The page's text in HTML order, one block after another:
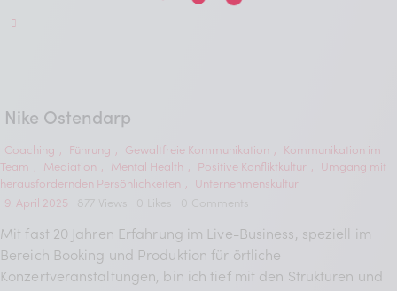
Nike Ostendarp
Coaching , Führung , Gewaltfreie Kommunikation , Kommunikation im
Team , Mediation , Mental Health , Positive Konfliktkultur , Umgang mit
herausfordernden Persönlichkeiten , Unternehmenskultur
9. April 2025
877 Views 0 Likes 0 Comments
Mit fast 20 Jahren Erfahrung im Live-Business, speziell im
Bereich Booking und Produktion für örtliche
Konzertveranstaltungen, bin ich tief mit den Strukturen und